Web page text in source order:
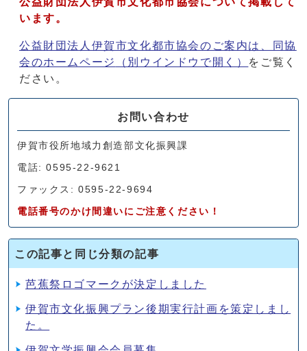
います。
公益財団法人伊賀市文化都市協会のご案内は、同協
会のホームページ
（別ウインドウで開く） をご覧く
ださい。
お問い合わせ
伊賀市役所地域力創造部文化振興課
電話: 0595-22-9621
ファックス: 0595-22-9694
電話番号のかけ間違いにご注意ください！
この記事と同じ分類の記事
芭蕉祭ロゴマークが決定しました
伊賀市文化振興プラン後期実行計画を策定しまし
た。